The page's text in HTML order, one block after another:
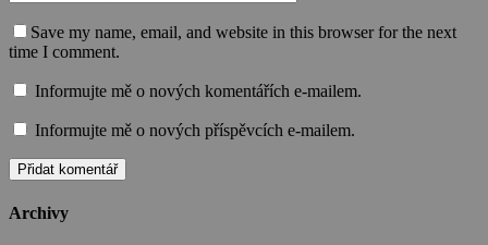
Save my name, email, and website in this browser for the next
time I comment.
Informujte mě o nových komentářích e-mailem.
Informujte mě o nových příspěvcích e-mailem.
Archivy